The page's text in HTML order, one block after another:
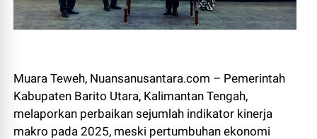
Muara Teweh, Nuansanusantara.com – Pemerintah
Kabupaten Barito Utara, Kalimantan Tengah,
melaporkan perbaikan sejumlah indikator kinerja
makro pada 2025, meski pertumbuhan ekonomi